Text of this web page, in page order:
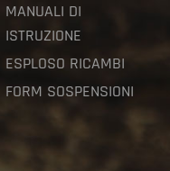
MANUALI DI
ISTRUZIONE
ESPLOSO RICAMBI
FORM SOSPENSIONI